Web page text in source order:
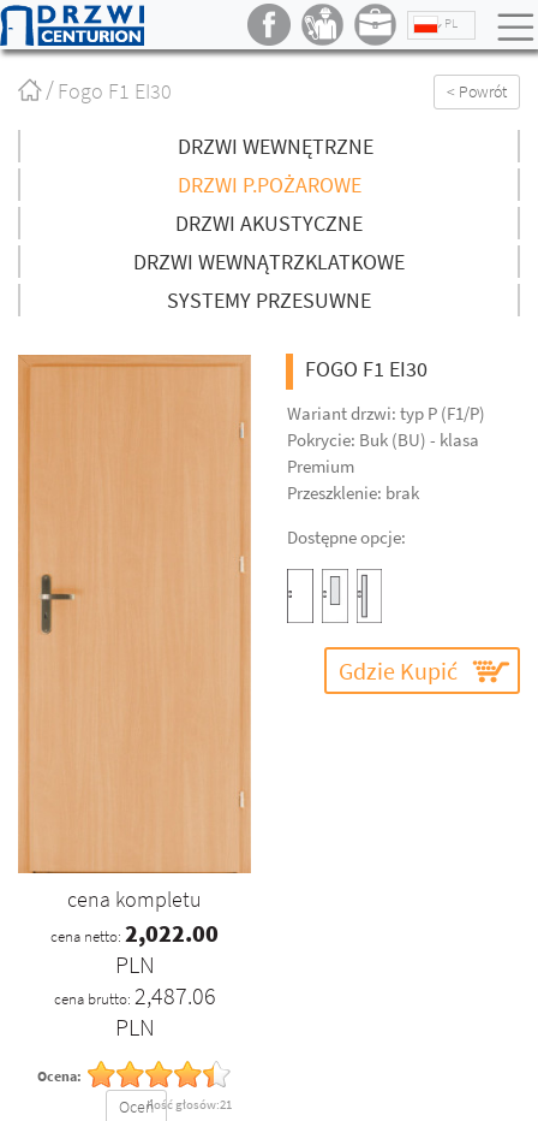
PL
StronaFogo F1 EI30 < Powrót
DRZWI WEWNĘTRZNE
DRZWI P.POŻAROWE
DRZWI AKUSTYCZNE
DRZWI WEWNĄTRZKLATKOWE
SYSTEMY PRZESUWNE
cena kompletu
cena netto: 2,022.00
PLN
cena brutto: 2,487.06
PLN
Ocena:
Ilość głosów:21
Oceń
FOGO F1 EI30
Wariant drzwi: typ P (F1/P)
Pokrycie: Buk (BU) - klasa
Premium
Przeszklenie: brak
Dostępne opcje:
Gdzie Kupić